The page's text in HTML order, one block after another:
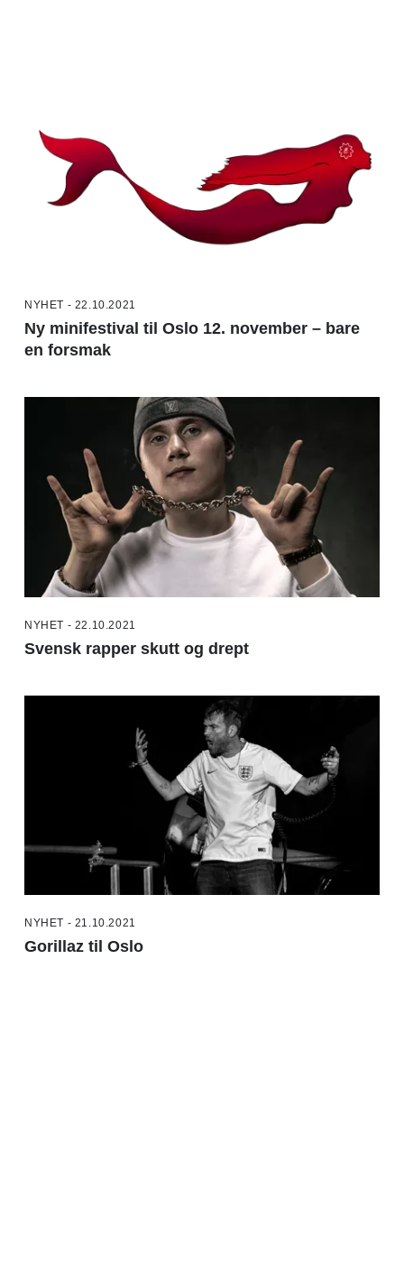
NYHET - 22.10.2021
Ny minifestival til Oslo 12. november – bare
en forsmak
NYHET - 22.10.2021
Svensk rapper skutt og drept
NYHET - 21.10.2021
Gorillaz til Oslo